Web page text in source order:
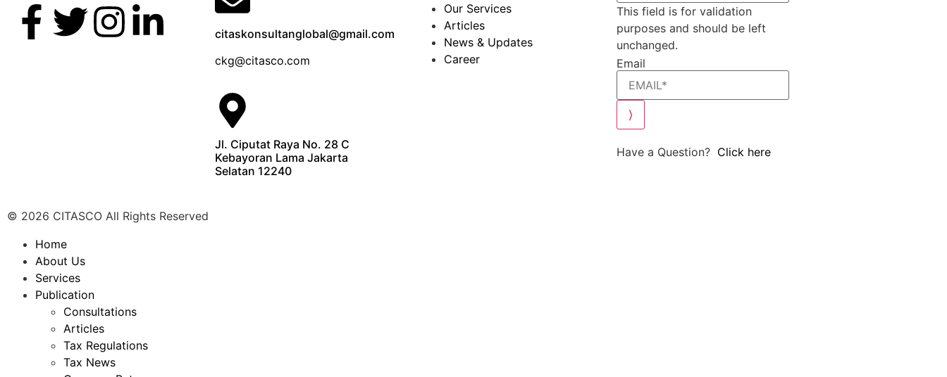
citaskonsultanglobal@gmail.com
ckg@citasco.com
Jl. Ciputat Raya No. 28 C
Kebayoran Lama Jakarta
Selatan 12240
Our Services
Articles
News & Updates
Career
This field is for validation
purposes and should be left
unchanged.
Email
Have a Question? Click here
© 2026 CITASCO All Rights Reserved
Home
About Us
Services
Publication
Consultations
Articles
Tax Regulations
Tax News